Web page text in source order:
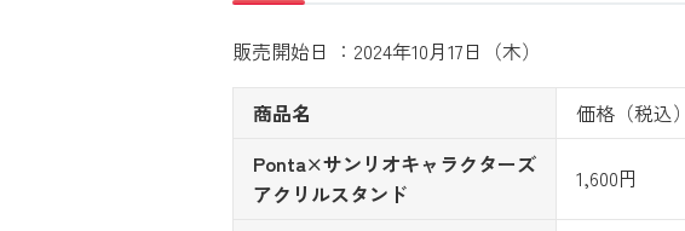
販売開始日 ：2024年10月17日（木）
商品名 価格（税込）
Ponta×サンリオキャラクターズ
アクリルスタンド
1,600円